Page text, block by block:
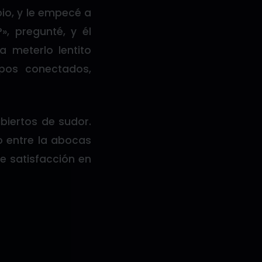
y le empecé a
pregunté, y él
meterlo lentito
conectados,
de sudor.
entre la abocas
satisfacción en